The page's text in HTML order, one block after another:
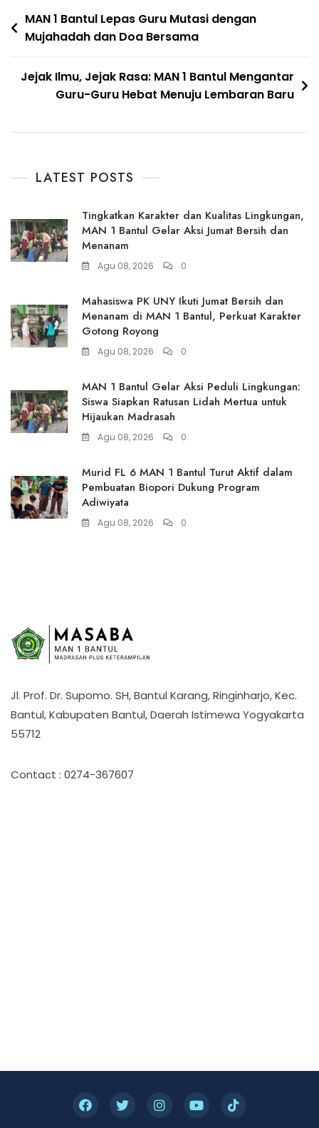
Navigasi
pos
MAN 1 Bantul Lepas Guru Mutasi dengan
Mujahadah dan Doa Bersama
Jejak Ilmu, Jejak Rasa: MAN 1 Bantul Mengantar
Guru-Guru Hebat Menuju Lembaran Baru
LATEST POSTS
Tingkatkan Karakter dan Kualitas Lingkungan,
MAN 1 Bantul Gelar Aksi Jumat Bersih dan
Menanam
Agu 08, 2026 0
Mahasiswa PK UNY Ikuti Jumat Bersih dan
Menanam di MAN 1 Bantul, Perkuat Karakter
Gotong Royong
Agu 08, 2026 0
MAN 1 Bantul Gelar Aksi Peduli Lingkungan:
Siswa Siapkan Ratusan Lidah Mertua untuk
Hijaukan Madrasah
Agu 08, 2026 0
Murid FL 6 MAN 1 Bantul Turut Aktif dalam
Pembuatan Biopori Dukung Program
Adiwiyata
Agu 08, 2026 0
Jl. Prof. Dr. Supomo. SH, Bantul Karang, Ringinharjo, Kec.
Bantul, Kabupaten Bantul, Daerah Istimewa Yogyakarta
55712
Contact : 0274-367607